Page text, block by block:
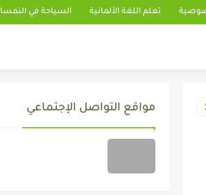
تعلم اللغة الألمانية السياحة في النمسا
مواقع التواصل الإجتماعي